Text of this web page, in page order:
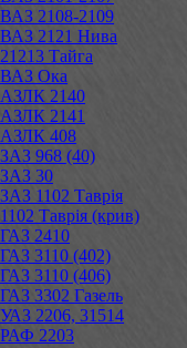
ВАЗ 2108-2109
ВАЗ 2121 Нива
21213 Тайга
ВАЗ Ока
АЗЛК 2140
АЗЛК 2141
АЗЛК 408
ЗАЗ 968 (40)
ЗАЗ 30
ЗАЗ 1102 Таврія
1102 Таврія (крив)
ГАЗ 2410
ГАЗ 3110 (402)
ГАЗ 3110 (406)
ГАЗ 3302 Газель
УАЗ 2206, 31514
РАФ 2203